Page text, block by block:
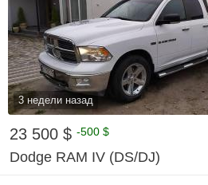
3 недели назад
23 500 $ -500 $
Dodge RAM IV (DS/DJ)